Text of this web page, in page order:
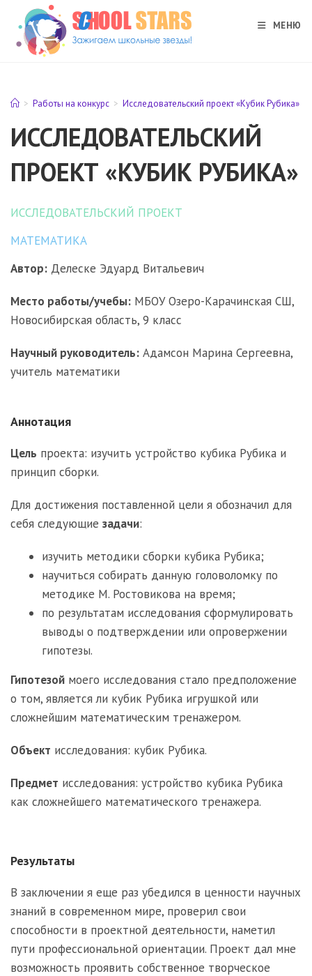
Перейти
содержимому
МЕНЮ
> Работы на конкурс > Исследовательский проект «Кубик Рубика»
ИССЛЕДОВАТЕЛЬСКИЙ
ПРОЕКТ «КУБИК РУБИКА»
ИССЛЕДОВАТЕЛЬСКИЙ ПРОЕКТ
МАТЕМАТИКА
Автор: Делеске Эдуард Витальевич
Место работы/учебы: МБОУ Озеро-Карачинская СШ,
Новосибирская область, 9 класс
Научный руководитель: Адамсон Марина Сергеевна,
учитель математики
Аннотация
Цель проекта: изучить устройство кубика Рубика и
принцип сборки.
Для достижения поставленной цели я обозначил для
себя следующие задачи:
изучить методики сборки кубика Рубика;
научиться собирать данную головоломку по
методике М. Ростовикова на время;
по результатам исследования сформулировать
выводы о подтверждении или опровержении
гипотезы.
Гипотезой моего исследования стало предположение
о том, является ли кубик Рубика игрушкой или
сложнейшим математическим тренажером.
Объект исследования: кубик Рубика.
Предмет исследования: устройство кубика Рубика
как сложнейшего математического тренажера.
Результаты
В заключении я еще раз убедился в ценности научных
знаний в современном мире, проверил свои
способности в проектной деятельности, наметил
пути профессиональной ориентации. Проект дал мне
возможность проявить собственное творческое